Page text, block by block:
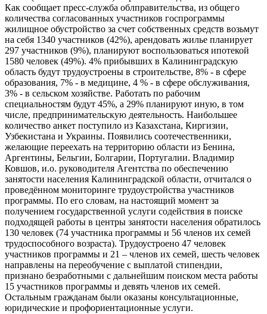
Как сообщает пресс-служба облправительства, из общего
количества согласованных участников госпрограммы
жилищное обустройство за счет собственных средств возьмут
на себя 1340 участников (42%), арендовать жилье планирует
297 участников (9%), планируют воспользоваться ипотекой
1580 человек (49%). 4% прибывших в Калининградскую
область будут трудоустроены в строительстве, 8% - в сфере
образования, 7% - в медицине, 4 % - в сфере обслуживания,
3% - в сельском хозяйстве. Работать по рабочим
специальностям будут 45%, а 29% планируют иную, в том
числе, предпринимательскую деятельность. Наибольшее
количество анкет поступило из Казахстана, Киргизии,
Узбекистана и Украины. Появились соотечественники,
желающие переехать на территорию области из Бенина,
Аргентины, Бельгии, Болгарии, Португалии. Владимир
Ковшов, и.о. руководителя Агентства по обеспечению
занятости населения Калининградской области, отчитался о
проведённом мониторинге трудоустройства участников
программы. По его словам, на настоящий момент за
получением государственной услуги содействия в поиске
подходящей работы в центры занятости населения обратилось
130 человек (74 участника программы и 56 членов их семей
трудоспособного возраста). Трудоустроено 47 человек
участников программы и 21 – членов их семей, шесть человек
направлены на переобучение с выплатой стипендии,
признано безработными с дальнейшим поиском места работы
15 участников программы и девять членов их семей.
Остальным гражданам были оказаны консультационные,
юридические и профориентационные услуги.